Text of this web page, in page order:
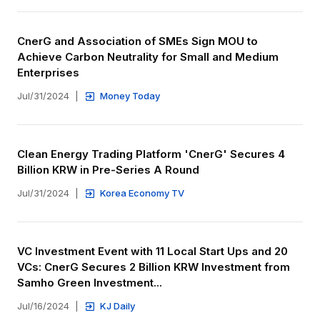
CnerG and Association of SMEs Sign MOU to
Achieve Carbon Neutrality for Small and Medium
Enterprises
Jul/31/2024 Money Today
Clean Energy Trading Platform 'CnerG' Secures 4
Billion KRW in Pre-Series A Round
Jul/31/2024 Korea Economy TV
VC Investment Event with 11 Local Start Ups and 20
VCs: CnerG Secures 2 Billion KRW Investment from
Samho Green Investment...
Jul/16/2024 KJ Daily